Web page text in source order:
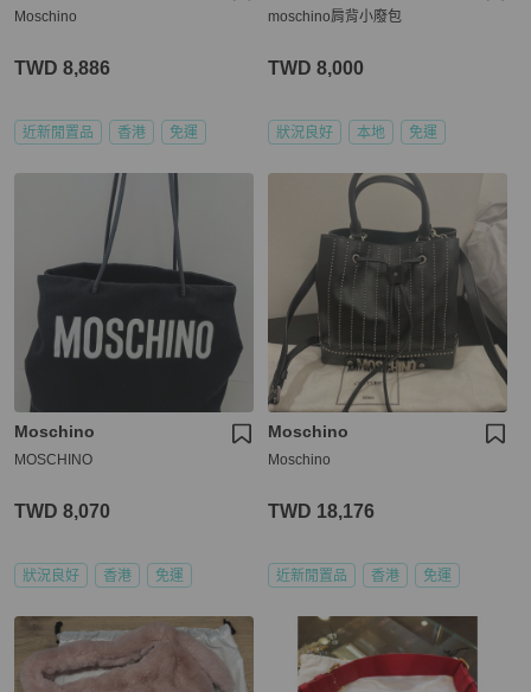
Moschino
TWD 8,886
近新閒置品 香港 免運
moschino肩背小廢包
TWD 8,000
狀況良好 本地 免運
Moschino
MOSCHINO
TWD 8,070
狀況良好 香港 免運
Moschino
Moschino
TWD 18,176
近新閒置品 香港 免運